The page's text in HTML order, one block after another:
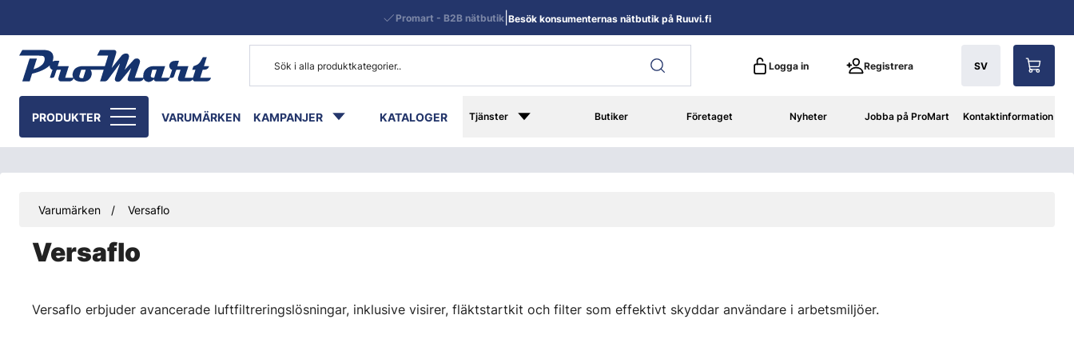
Logga in Registrera SV
PRODUKTER VARUMÄRKEN KAMPANJER KATALOGER Tjänster Butiker Företaget Nyheter Jobba på ProMart Kontaktinformation
Promart - B2B nätbutik Besök konsumenternas nätbutik på Ruuvi.fi
Varumärken Versaflo
Versaflo
Versaflo erbjuder avancerade luftfiltreringslösningar, inklusive visirer, fläktstartkit och filter som effektivt skyddar användare i arbetsmiljöer.